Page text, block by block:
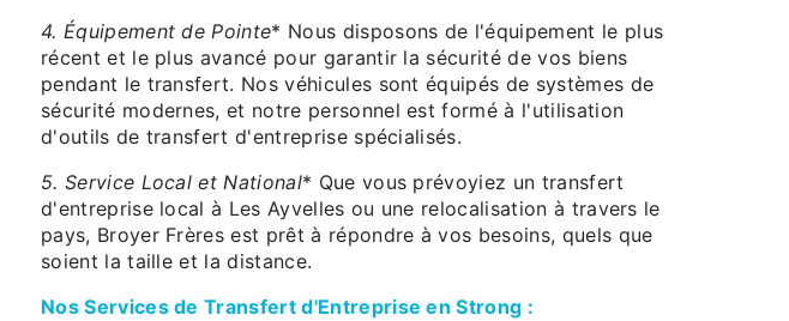
4. Équipement de Pointe* Nous disposons de l'équipement le plus
récent et le plus avancé pour garantir la sécurité de vos biens
pendant le transfert. Nos véhicules sont équipés de systèmes de
sécurité modernes, et notre personnel est formé à l'utilisation
d'outils de transfert d'entreprise spécialisés.
5. Service Local et National* Que vous prévoyiez un transfert
d'entreprise local à Les Ayvelles ou une relocalisation à travers le
pays, Broyer Frères est prêt à répondre à vos besoins, quels que
soient la taille et la distance.
Nos Services de Transfert d'Entreprise en Strong :